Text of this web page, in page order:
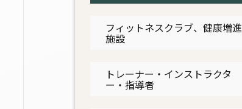
フィットネスクラブ、健康増進
施設
トレーナー・インストラクタ
ー・指導者